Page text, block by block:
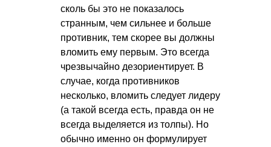
сколь бы это не показалось
странным, чем сильнее и больше
противник, тем скорее вы должны
вломить ему первым. Это всегда
чрезвычайно дезориентирует. В
случае, когда противников
несколько, вломить следует лидеру
(а такой всегда есть, правда он не
всегда выделяется из толпы). Но
обычно именно он формулирует